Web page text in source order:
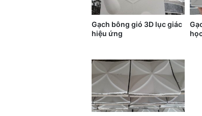
Gạch bông gió 3D lục giác
hiệu ứng